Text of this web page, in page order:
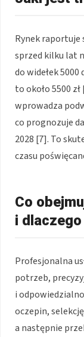
Rynek raportuje
sprzed kilku lat
do widełek 5000
to około 5500
wprowadza
co prognozuje
2028 [7]. To
czasu
Co
i
Profesjonalna
potrzeb,
i
oczepin,
a następnie